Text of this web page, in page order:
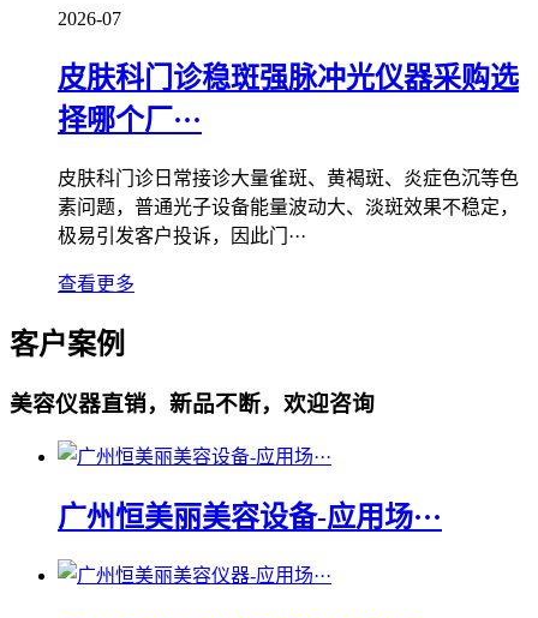
2026-07
皮肤科门诊稳斑强脉冲光仪器采购选
择哪个厂···
皮肤科门诊日常接诊大量雀斑、黄褐斑、炎症色沉等色
素问题，普通光子设备能量波动大、淡斑效果不稳定，
极易引发客户投诉，因此门···
查看更多
客户案例
美容仪器直销，新品不断，欢迎咨询
广州恒美丽美容设备-应用场···